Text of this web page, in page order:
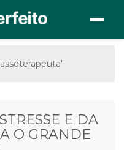
E DA
O GRANDE